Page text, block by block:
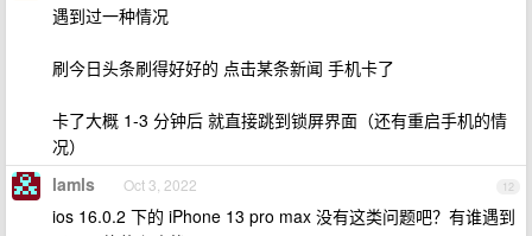
遇到过一种情况
刷今日头条刷得好好的 点击某条新闻 手机卡了
卡了大概 1-3 分钟后 就直接跳到锁屏界面（还有重启手机的情
况）
12
lamls Oct 3, 2022
ios 16.0.2 下的 iPhone 13 pro max 没有这类问题吧？有谁遇到